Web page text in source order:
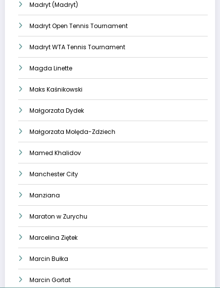
Madryt (Madryt)
Madryt Open Tennis Tournament
Madryt WTA Tennis Tournament
Magda Linette
Maks Kaśnikowski
Małgorzata Dydek
Małgorzata Molęda-Zdziech
Mamed Khalidov
Manchester City
Manziana
Maraton w Zurychu
Marcelina Ziętek
Marcin Bułka
Marcin Gortat